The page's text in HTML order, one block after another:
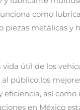
como
piezas metálicas y
vida útil de los
al público los
así
en México